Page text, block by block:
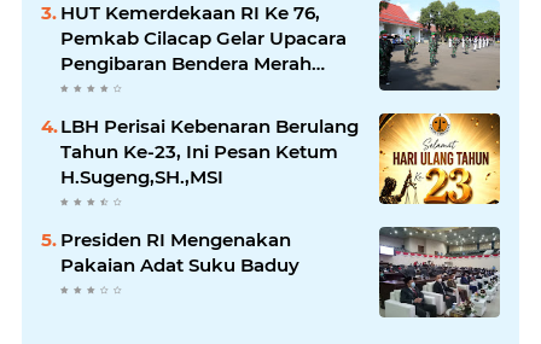
HUT Kemerdekaan RI Ke 76,
Pemkab Cilacap Gelar Upacara
Pengibaran Bendera Merah
Putih
LBH Perisai Kebenaran Berulang
Tahun Ke-23, Ini Pesan Ketum
H.Sugeng,SH.,MSI
Presiden RI Mengenakan
Pakaian Adat Suku Baduy